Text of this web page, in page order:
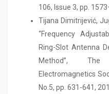
106, Issue 3, pp.
Tijana Dimitrijević,
“Frequency
Ring-Slot Antenna
Method”, The
Electromagnetics
No.5, pp. 631-641,